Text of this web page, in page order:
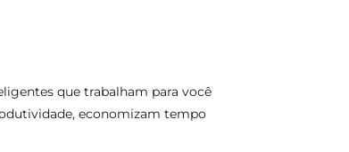
que trabalham para você
economizam tempo